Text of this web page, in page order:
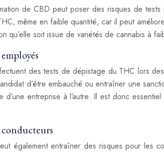
de CBD peut poser des risques de
même en faible quantité, car il peut
qu’elle soit issue de variétés de cannabis à
des tests de dépistage du THC lors
d’être embauché ou entraîner une
d’une entreprise à l’autre. Il est donc
conducteurs
également entraîner des risques pour les